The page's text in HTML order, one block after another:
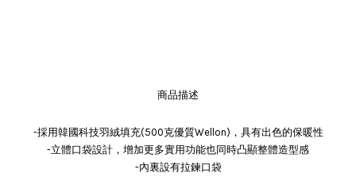
商品描述
-採用韓國科技羽絨填充(500克優質Wellon)，具有出色的保暖性
-立體口袋設計，增加更多實用功能也同時凸顯整體造型感
-內裏設有拉鍊口袋